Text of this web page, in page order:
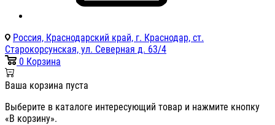
Россия, Краснодарский край, г. Краснодар, ст.
Старокорсунская, ул. Северная д. 63/4
0 Корзина
Ваша корзина пуста
Выберите в каталоге интересующий товар и нажмите кнопку
«В корзину».